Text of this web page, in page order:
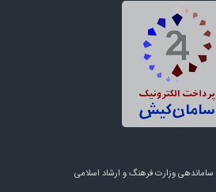
وزارت فرهنگ و ارشاد اسلامی